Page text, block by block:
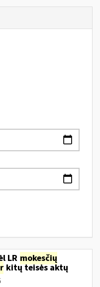
LR mokesčių
kitų teisės aktų